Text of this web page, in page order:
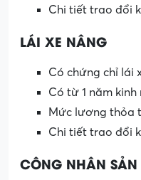
Chi tiết trao đổi
LÁI XE NÂNG
Có chứng chỉ lái
Có từ 1 năm kinh
Mức lương thỏa
Chi tiết trao đổi
CÔNG NHÂN SẢN